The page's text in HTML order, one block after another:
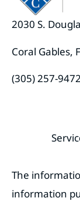
2030 S.
Coral Gables,
(305) 257-9472
The
information